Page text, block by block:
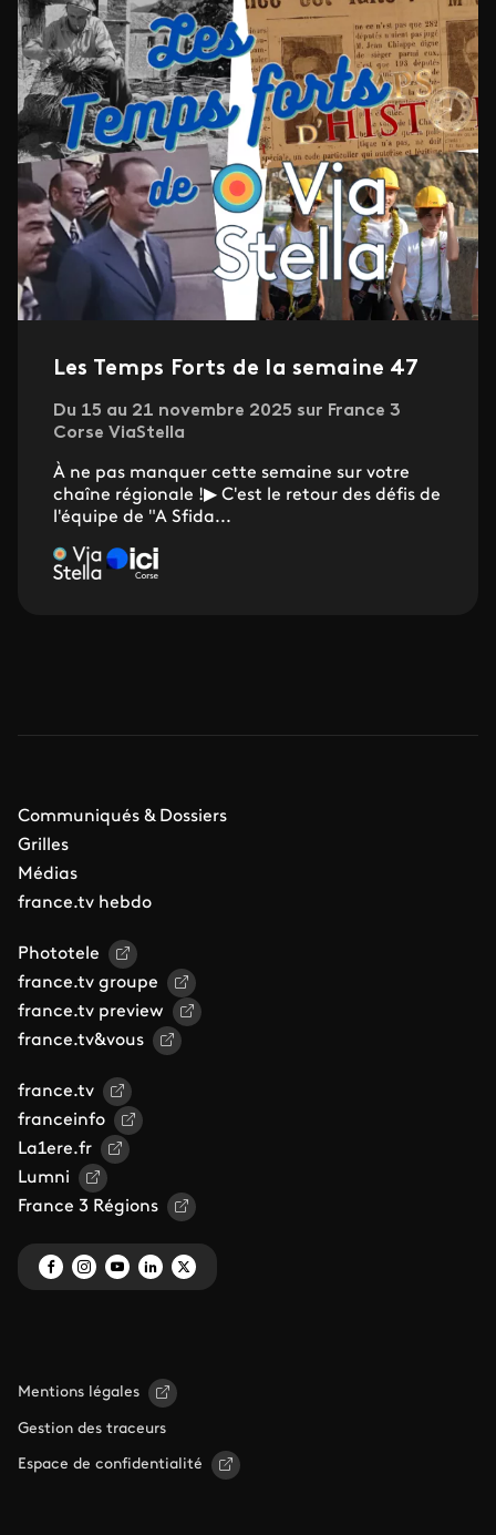
Les Temps Forts de la semaine 47
Du 15 au 21 novembre 2025 sur France 3
Corse ViaStella
À ne pas manquer cette semaine sur votre
chaîne régionale !▶ C'est le retour des défis de
l'équipe de "A Sfida...
Communiqués & Dossiers
Grilles
Médias
france.tv hebdo
Phototele
france.tv groupe
france.tv preview
france.tv&vous
france.tv
franceinfo
La1ere.fr
Lumni
France 3 Régions
Mentions légales
Gestion des traceurs
Espace de confidentialité